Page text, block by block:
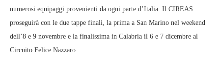
numerosi equipaggi provenienti da ogni parte d’Italia. Il CIREAS
proseguirà con le due tappe finali, la prima a San Marino nel weekend
dell’8 e 9 novembre e la finalissima in Calabria il 6 e 7 dicembre al
Circuito Felice Nazzaro.